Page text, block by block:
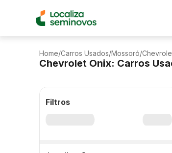
Home/Carros Usados/Mossoró/
Chevrolet Onix: Carros
Filtros